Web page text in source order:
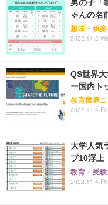
男の子「
ゃんの名
趣味・娯楽
2022.11.2
QS世界
ー国内ト
教育業界
2022.11.4
大学人気
プ10浮上
教育・受験
2022.11.4